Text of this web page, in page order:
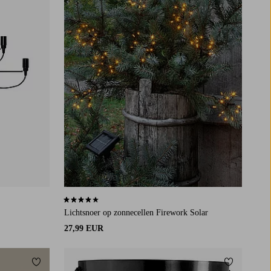
Lichtsnoer op zonnecellen Firework Solar
27,99 EUR
4,0 op basis van 21 beoordelingen
Toevoegen aan favorieten Toevoegen